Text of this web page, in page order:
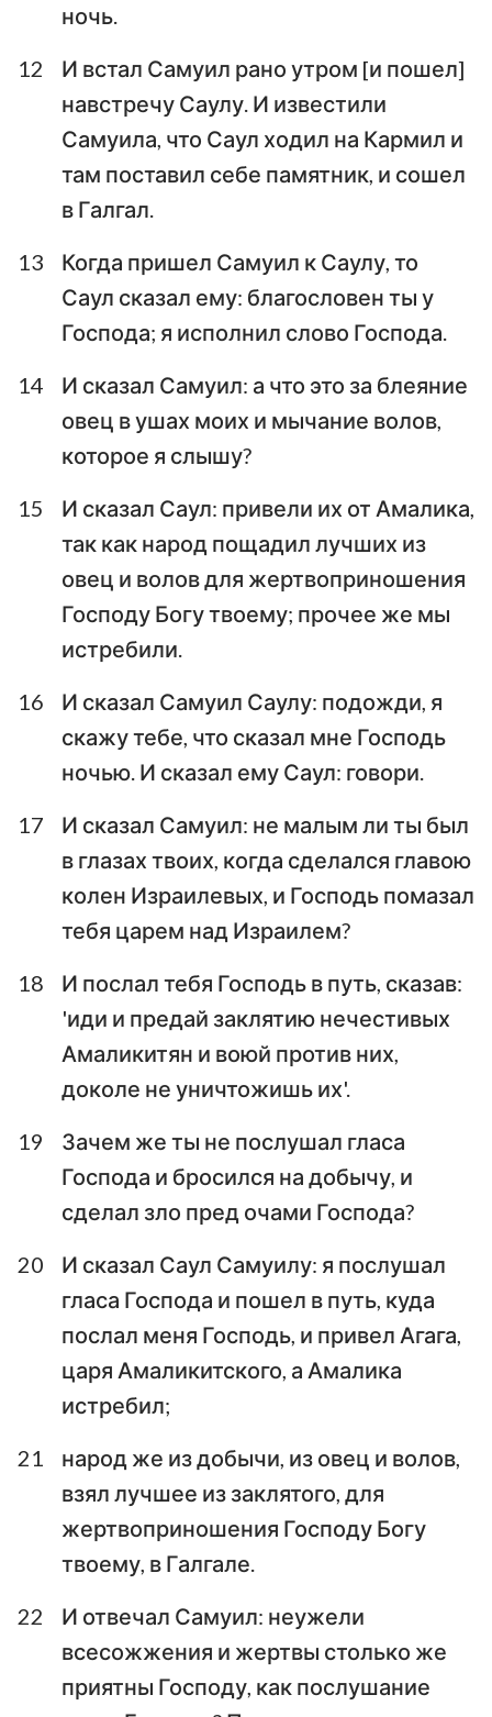
ночь.
12
И встал Самуил рано утром [и пошел]
навстречу Саулу. И известили
Самуила, что Саул ходил на Кармил и
там поставил себе памятник, и сошел
в Галгал.
13
Когда пришел Самуил к Саулу, то
Саул сказал ему: благословен ты у
Господа; я исполнил слово Господа.
14
И сказал Самуил: а что это за блеяние
овец в ушах моих и мычание волов,
которое я слышу?
15
И сказал Саул: привели их от Амалика,
так как народ пощадил лучших из
овец и волов для жертвоприношения
Господу Богу твоему; прочее же мы
истребили.
16
И сказал Самуил Саулу: подожди, я
скажу тебе, что сказал мне Господь
ночью. И сказал ему Саул: говори.
17
И сказал Самуил: не малым ли ты был
в глазах твоих, когда сделался главою
колен Израилевых, и Господь помазал
тебя царем над Израилем?
18
И послал тебя Господь в путь, сказав:
'иди и предай заклятию нечестивых
Амаликитян и воюй против них,
доколе не уничтожишь их'.
19
Зачем же ты не послушал гласа
Господа и бросился на добычу, и
сделал зло пред очами Господа?
20
И сказал Саул Самуилу: я послушал
гласа Господа и пошел в путь, куда
послал меня Господь, и привел Агага,
царя Амаликитского, а Амалика
истребил;
21
народ же из добычи, из овец и волов,
взял лучшее из заклятого, для
жертвоприношения Господу Богу
твоему, в Галгале.
22
И отвечал Самуил: неужели
всесожжения и жертвы столько же
приятны Господу, как послушание